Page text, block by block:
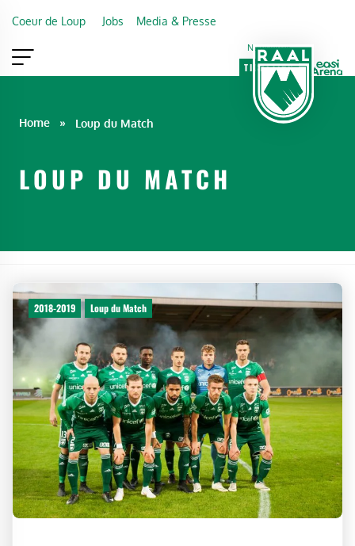
Coeur de Loup Jobs Media & Presse
Newsletter
TICKETING
VIP
FAN SHOP
LOUP DU MATCH
Home » Loup du Match
2018-2019 Loup du Match